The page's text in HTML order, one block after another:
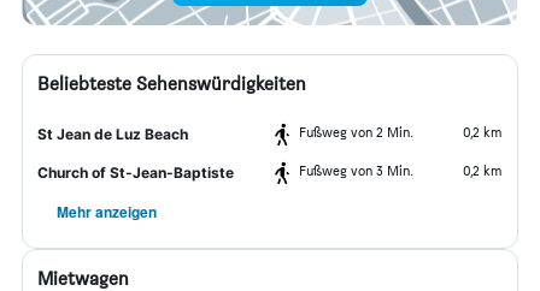
Beliebteste Sehenswürdigkeiten
St Jean de Luz Beach Fußweg von 2 Min. 0,2 km
Church of St-Jean-Baptiste Fußweg von 3 Min. 0,2 km
Mehr anzeigen
Mietwagen